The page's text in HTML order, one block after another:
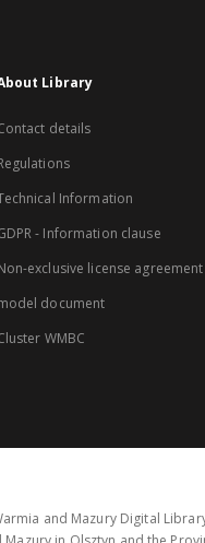
Library
details
Information
- Information clause
exclusive license agreement
document
WMBC
and Mazury Digital